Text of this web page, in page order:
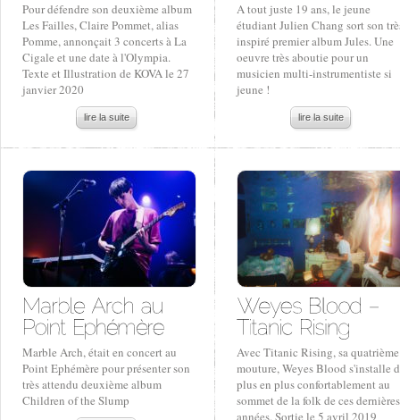
Pour défendre son deuxième album
Les Failles, Claire Pommet, alias
Pomme, annonçait 3 concerts à La
Cigale et une date à l'Olympia.
Texte et Illustration de KOVA le 27
janvier 2020
lire la suite
A tout juste 19 ans, le jeune
étudiant Julien Chang sort son
inspiré premier album Jules. Une
oeuvre très aboutie pour un
musicien multi-instrumentiste si
jeune !
lire la suite
Marble Arch, était en concert au
Point Ephémère pour présenter son
très attendu deuxième album
Children of the Slump
Avec Titanic Rising, sa quatrième
mouture, Weyes Blood s'installe
plus en plus confortablement au
sommet de la folk de ces dernières
années. Sortie le 5 avril 2019